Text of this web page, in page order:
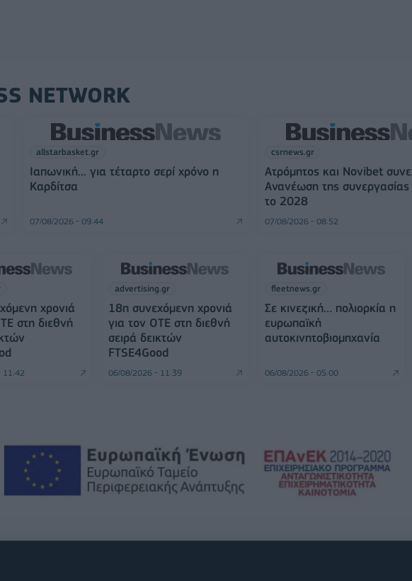
NETWORK
allstarbasket.gr
Ιαπωνική... για τέταρτο σερί χρόνο η
Καρδίτσα
07/08/2026 - 09:44
csrnews.gr
Ατρόμητος και Novibet
Ανανέωση της συνεργασίας
το 2028
07/08/2026 - 08:52
χρονιά
στη διεθνή
11:42
advertising.gr
18η συνεχόμενη χρονιά
για τον ΟΤΕ στη διεθνή
σειρά δεικτών
FTSE4Good
06/08/2026 - 11:39
fleetnews.gr
Σε κινεζική… πολιορκία η
ευρωπαϊκή
αυτοκινητοβιομηχανία
06/08/2026 - 05:00